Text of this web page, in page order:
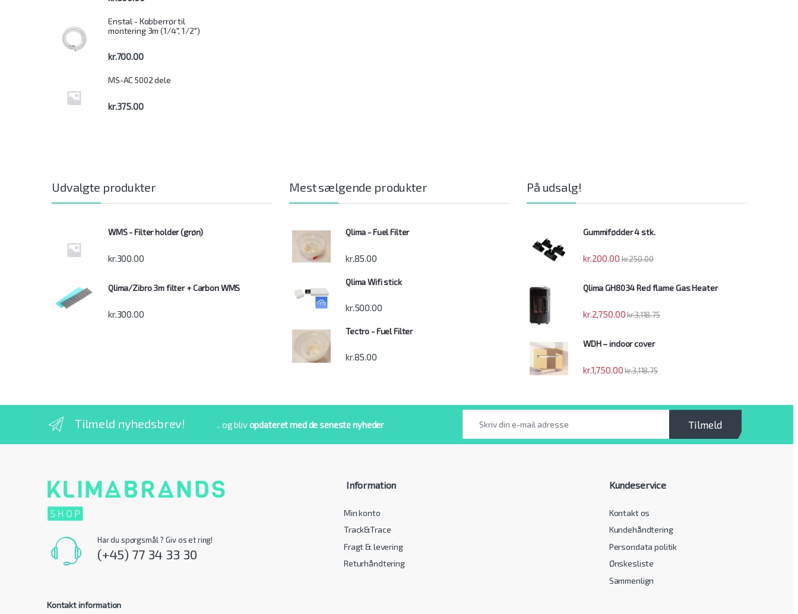
Enstal - Kobberrør til
montering 3m (1/4", 1/2")
kr.700.00
MS-AC 5002 dele
kr.375.00
Udvalgte produkter
WMS - Filter holder (grøn)
kr.300.00
Qlima/Zibro 3m filter + Carbon WMS
kr.300.00
Mest sælgende produkter
Qlima - Fuel Filter
kr.85.00
Qlima Wifi stick
kr.500.00
Tectro - Fuel Filter
kr.85.00
På udsalg!
Gummifødder 4 stk.
kr.200.00 kr.250.00
Qlima GH8034 Red flame Gas Heater
kr.2,750.00 kr.3,118.75
WDH – indoor cover
kr.1,750.00 kr.3,118.75
Tilmeld nyhedsbrev! .. og blivopdateret med de seneste nyheder Tilmeld
Har du spørgsmål ? Giv os et ring!
(+45) 77 34 33 30
Kontakt information
Information
Min konto
Track&Trace
Fragt & levering
Returhåndtering
Kundeservice
Kontakt os
Kundehåndtering
Persondata politik
Ønskesliste
Sammenlign